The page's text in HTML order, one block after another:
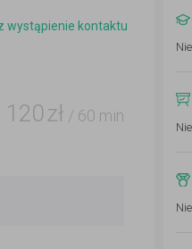
wystąpienie kontaktu
120 zł / 60 min